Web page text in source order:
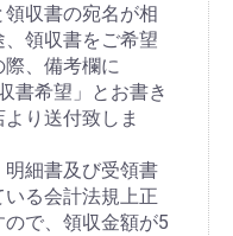
収書の宛名が相
領収書をご希望
、備考欄に
書希望」とお書き
り送付致しま
細書及び受領書
る会計法規上正
で、領収金額が5